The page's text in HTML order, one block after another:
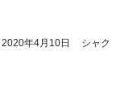
2020年4月10日 シャク